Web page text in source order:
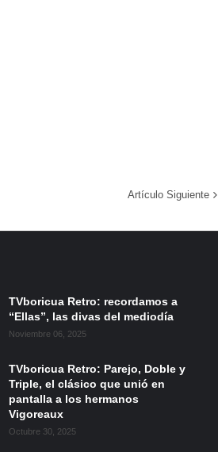
Artículo Siguiente
TVboricua Retro: recordamos a
“Ellas”, las divas del mediodía
Noviembre 06, 2025
TVboricua Retro: Parejo, Doble y
Triple, el clásico que unió en
pantalla a los hermanos
Vigoreaux
Octubre 30, 2025